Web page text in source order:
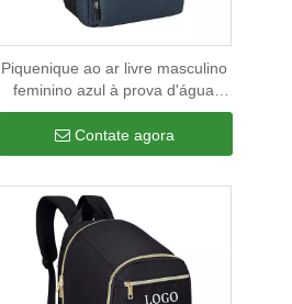
Piquenique ao ar livre masculino
feminino azul à prova d'água
grande mochila leve isolada
bolsa térmica bolsas térmicas
Contate agora